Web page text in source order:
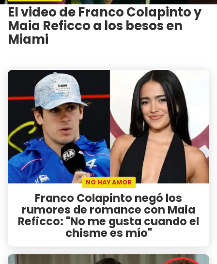
El video de Franco Colapinto y
Maia Reficco a los besos en
Miami
NO HAY AMOR
Franco Colapinto negó los
rumores de romance con Maia
Reficco: "No me gusta cuando el
chisme es mío"